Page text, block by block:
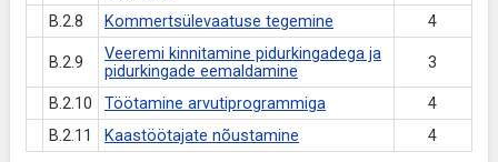
B.2.8 Kommertsülevaatuse tegemine 4
B.2.9
Veeremi kinnitamine pidurkingadega ja
pidurkingade eemaldamine
3
B.2.10 Töötamine arvutiprogrammiga
4
B.2.11
Kaastöötajate nõustamine 4